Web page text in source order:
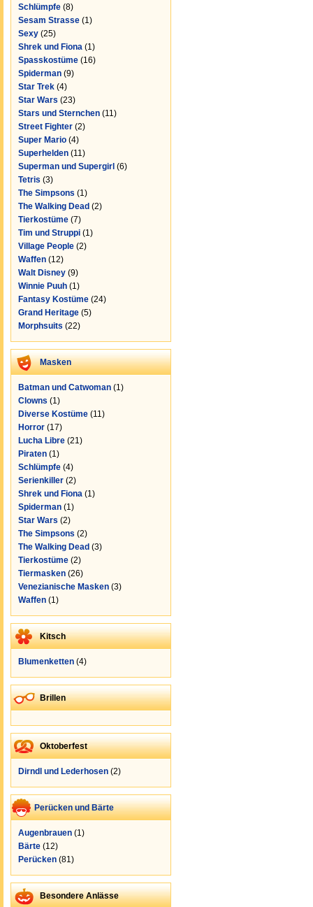
Schlümpfe (8)
Sesam Strasse (1)
Sexy (25)
Shrek und Fiona (1)
Spasskostüme (16)
Spiderman (9)
Star Trek (4)
Star Wars (23)
Stars und Sternchen (11)
Street Fighter (2)
Super Mario (4)
Superhelden (11)
Superman und Supergirl (6)
Tetris (3)
The Simpsons (1)
The Walking Dead (2)
Tierkostüme (7)
Tim und Struppi (1)
Village People (2)
Waffen (12)
Walt Disney (9)
Winnie Puuh (1)
Fantasy Kostüme (24)
Grand Heritage (5)
Morphsuits (22)
Masken
Batman und Catwoman (1)
Clowns (1)
Diverse Kostüme (11)
Horror (17)
Lucha Libre (21)
Piraten (1)
Schlümpfe (4)
Serienkiller (2)
Shrek und Fiona (1)
Spiderman (1)
Star Wars (2)
The Simpsons (2)
The Walking Dead (3)
Tierkostüme (2)
Tiermasken (26)
Venezianische Masken (3)
Waffen (1)
Kitsch
Blumenketten (4)
Brillen
Oktoberfest
Dirndl und Lederhosen (2)
Perücken und Bärte
Augenbrauen (1)
Bärte (12)
Perücken (81)
Besondere Anlässe